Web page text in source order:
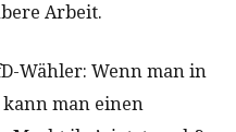
Arbeit.
Wähler: Wenn man in
kann man einen